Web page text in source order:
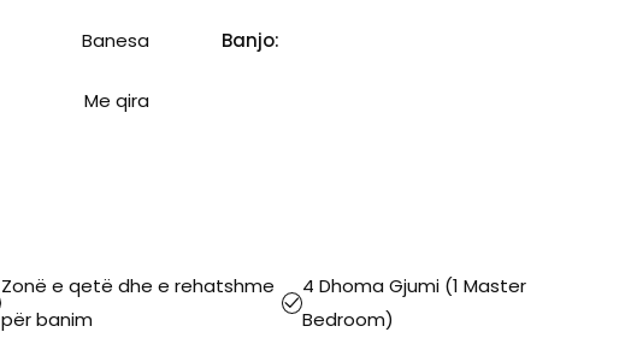
Banesa Banjo:
Me qira
Zonë e qetë dhe e rehatshme
për banim
4 Dhoma Gjumi (1 Master
Bedroom)